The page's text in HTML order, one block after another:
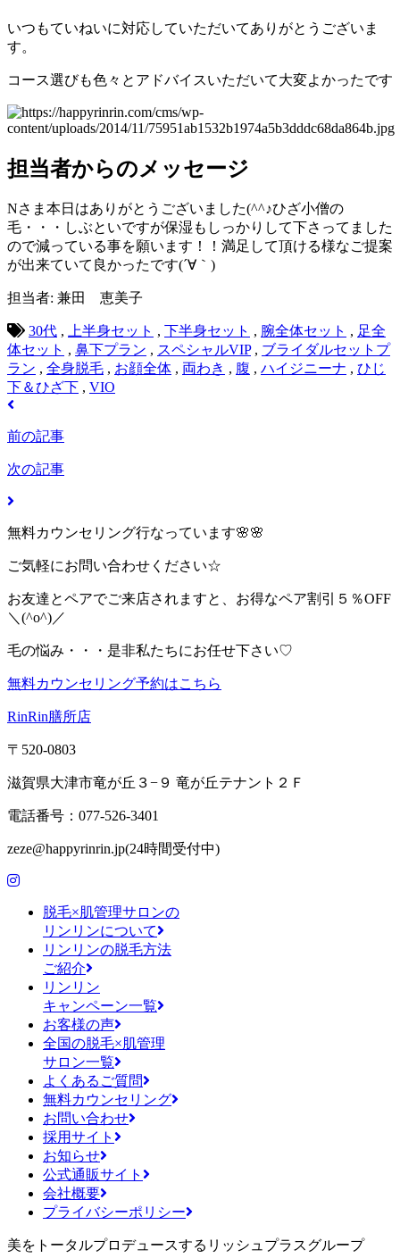
いつもていねいに対応していただいてありがとうございま
す。
コース選びも色々とアドバイスいただいて大変よかったです
担当者からのメッセージ
Nさま本日はありがとうございました(^^♪ひざ小僧の
毛・・・しぶといですが保湿もしっかりして下さってました
ので減っている事を願います！！満足して頂ける様なご提案
が出来ていて良かったです(´∀｀)
担当者: 兼田 恵美子
30代 , 上半身セット , 下半身セット , 腕全体セット , 足全
体セット , 鼻下プラン , スペシャルVIP, ブライダルセットプ
ラン , 全身脱毛 , お顔全体 , 両わき , 腹 , ハイジニーナ , ひじ
下＆ひざ下 , VIO
前の記事
次の記事
無料カウンセリング行なっています🌸🌸
ご気軽にお問い合わせください☆
お友達とペアでご来店されますと、お得なペア割引５％OFF
＼(^o^)／
毛の悩み・・・是非私たちにお任せ下さい♡
無料カウンセリング予約はこちら
RinRin膳所店
〒520-0803
滋賀県大津市竜が丘３−９ 竜が丘テナント２Ｆ
電話番号：077-526-3401
zeze@happyrinrin.jp(24時間受付中)
脱毛×肌管理サロンの
リンリンについて
リンリンの脱毛方法
ご紹介
リンリン
キャンペーン一覧
お客様の声
全国の脱毛×肌管理
サロン一覧
よくあるご質問
無料カウンセリング
お問い合わせ
採用サイト
お知らせ
公式通販サイト
会社概要
プライバシーポリシー
美をトータルプロデュースするリッシュプラスグループ